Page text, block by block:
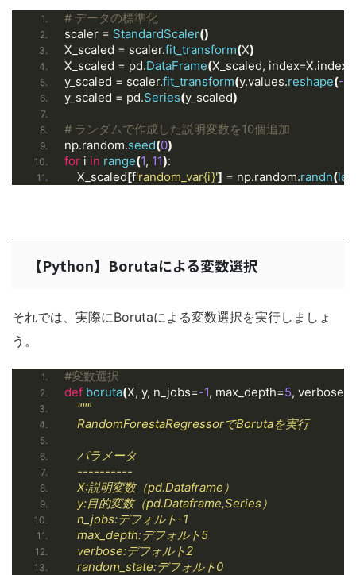
# データの標準化
scaler = StandardScaler()
X_scaled = scaler.fit_transform(X)
X_scaled = pd.DataFrame(X_scaled,
y_scaled = scaler.fit_transform(y.values.reshape(-1
y_scaled = pd.Series(y_scaled)
# ランダムで作成した説明変数を10個追加
np.random.seed(0)
for i in range(1, 11):
    X_scaled
[f'random_var{i}'] = np.random.randn(len
【Python】Borutaによる変数選択
それでは、実際にBorutaによる変数選択を実行しましょ
う。
#変数選択
def boruta(X, y, n_jobs=-1, max_depth=5, verbose=
"""
    RandomForestaRegressorでBorutaを実行
    パラメータ
    ----------
    X:説明変数（pd.Dataframe）
    y:目的変数（pd.Dataframe,Series）
    n_jobs:デフォルト-1
    max_depth:デフォルト5
    verbose:デフォルト2
    random_state:デフォルト0